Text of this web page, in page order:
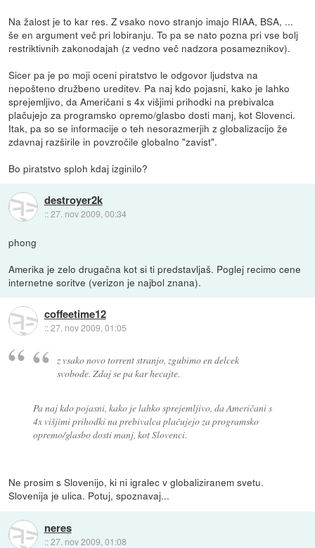
Na žalost je to kar res. Z vsako novo stranjo imajo RIAA, BSA, ...
še en argument več pri lobiranju. To pa se nato pozna pri vse bolj
restriktivnih zakonodajah (z vedno več nadzora posameznikov).
Sicer pa je po moji oceni piratstvo le odgovor ljudstva na
nepošteno družbeno ureditev. Pa naj kdo pojasni, kako je lahko
sprejemljivo, da Američani s 4x višjimi prihodki na prebivalca
plačujejo za programsko opremo/glasbo dosti manj, kot Slovenci.
Itak, pa so se informacije o teh nesorazmerjih z globalizacijo že
zdavnaj razširile in povzročile globalno "zavist".
Bo piratstvo sploh kdaj izginilo?
destroyer2k
::27. nov 2009, 00:34
phong
Amerika je zelo drugačna kot si ti predstavljaš. Poglej recimo cene
internetne soritve (verizon je najbol znana).
coffeetime12
::27. nov 2009, 01:05
z vsako novo torrent stranjo, zgubimo en delcek
svobode. Zdaj se pa kar hecajte.
Pa naj kdo pojasni, kako je lahko sprejemljivo, da Američani s
4x višjimi prihodki na prebivalca plačujejo za programsko
opremo/glasbo dosti manj, kot Slovenci.
Ne prosim s Slovenijo, ki ni igralec v globaliziranem svetu.
Slovenija je ulica. Potuj, spoznavaj...
neres
::27. nov 2009, 01:08